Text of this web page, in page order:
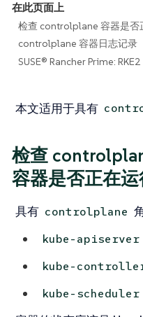
在此页面上
检查 controlplane 容器是否
controlplane 容器日志记录
SUSE® Rancher Prime:
本文适用于具有
检查
容器是否正在
具有 controlplane
kube-apiserver
kube-
kube-scheduler